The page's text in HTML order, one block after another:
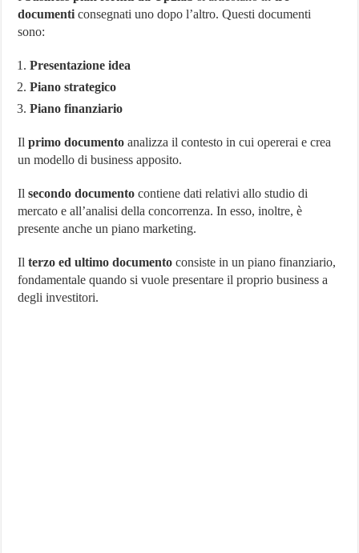
documenticonsegnati uno dopo l’altro. Questi documenti
sono:
Presentazione idea
Piano strategico
Piano finanziario
Ilprimo documento analizza il contesto in cui opererai e crea
un modello di business apposito.
Ilsecondo documento contiene dati relativi allo studio di
mercato e all’analisi della concorrenza. In esso, inoltre, è
presente anche un piano marketing.
Ilterzo ed ultimo documento consiste in un piano finanziario,
fondamentale quando si vuole presentare il proprio business a
degli investitori.